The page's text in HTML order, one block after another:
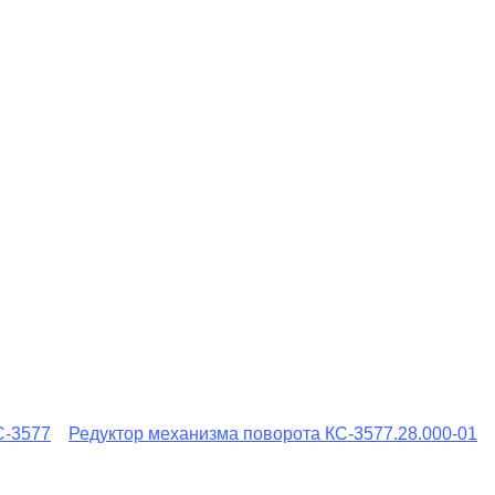
3577
Редуктор механизма поворота КС-3577.28.000-01